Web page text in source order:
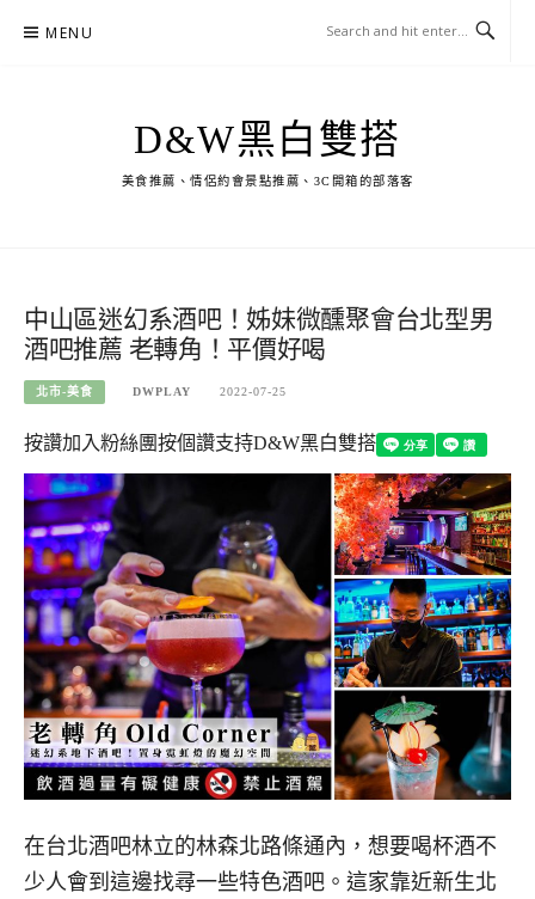
MENU
D&W黑白雙搭
美食推薦、情侶約會景點推薦、3C開箱的部落客
中山區迷幻系酒吧！姊妹微醺聚會台北型男
酒吧推薦 老轉角！平價好喝
北市-美食 DWPLAY 2022-07-25
按讚加入粉絲團按個讚支持D&W黑白雙搭
在台北酒吧林立的林森北路條通內，想要喝杯酒不
少人會到這邊找尋一些特色酒吧。這家靠近新生北